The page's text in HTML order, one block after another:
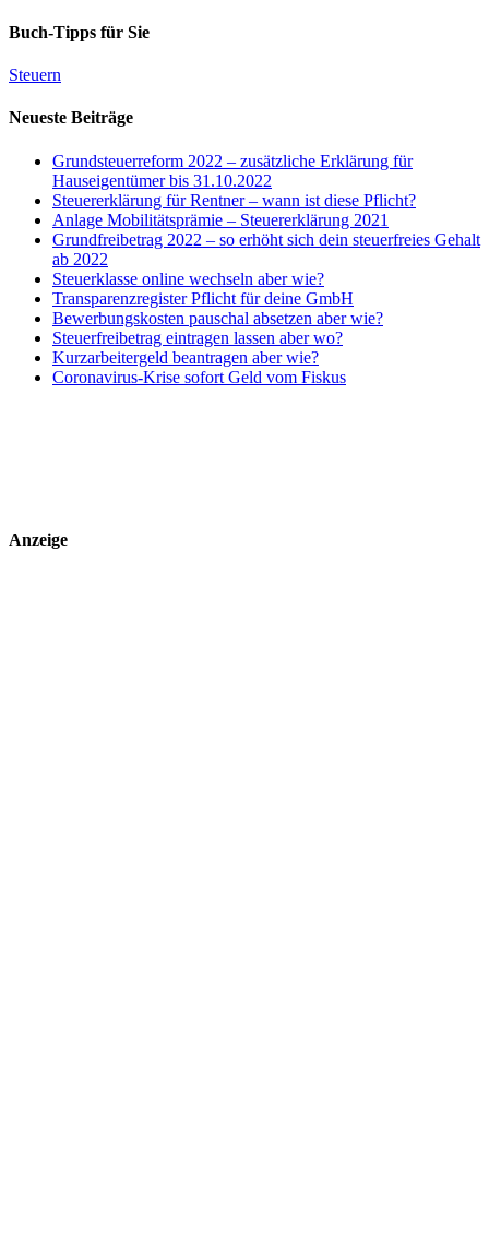
Buch-Tipps für Sie
Steuern
Neueste Beiträge
Grundsteuerreform 2022 – zusätzliche Erklärung für
Hauseigentümer bis 31.10.2022
Steuererklärung für Rentner – wann ist diese Pflicht?
Anlage Mobilitätsprämie – Steuererklärung 2021
Grundfreibetrag 2022 – so erhöht sich dein steuerfreies Gehalt
ab 2022
Steuerklasse online wechseln aber wie?
Transparenzregister Pflicht für deine GmbH
Bewerbungskosten pauschal absetzen aber wie?
Steuerfreibetrag eintragen lassen aber wo?
Kurzarbeitergeld beantragen aber wie?
Coronavirus-Krise sofort Geld vom Fiskus
Anzeige